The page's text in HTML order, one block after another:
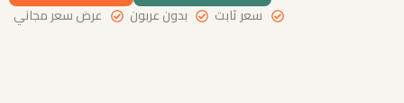
عرض سعر مجاني بدون عربون سعر ثابت